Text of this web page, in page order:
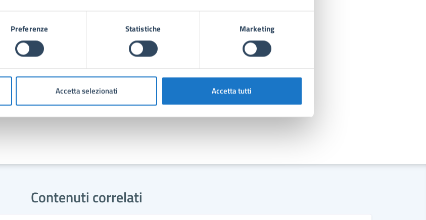
Preferenze Statistiche Marketing
Accetta selezionati Accetta tutti
55042
Contenuti correlati